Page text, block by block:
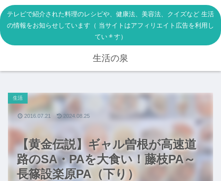
テレビで紹介された料理のレシピや、健康法、美容法、クイズなど 生活
の情報をお知らせしています（ 当サイトはアフィリエイト広告を利用し
ています）
生活の泉
【黄金伝説】ギャル曽根が高速道
路のSA・PAを大食い！藤枝PA～
長篠設楽原PA（下り）
生活
2016.07.21 2024.08.25